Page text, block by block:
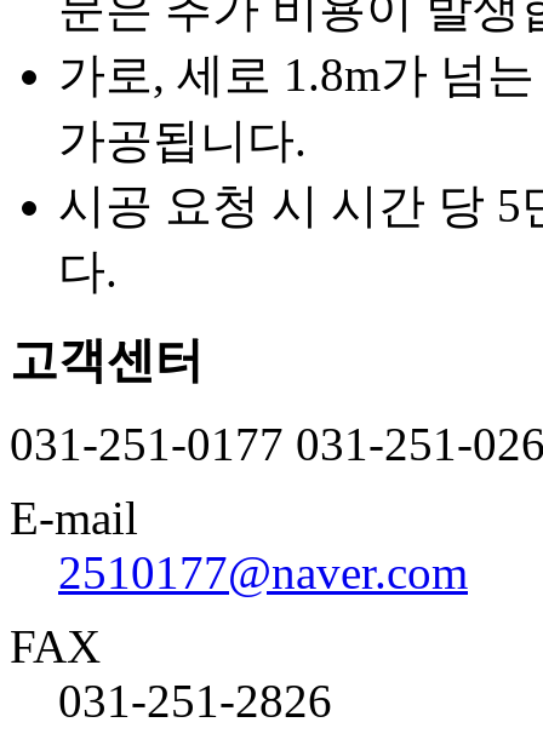
가로, 세로 1.8m가 넘
가공됩니다.
시공 요청 시 시간 당
다.
고객센터
031-251-0177 031-251-
E-mail
2510177@naver.com
FAX
031-251-2826